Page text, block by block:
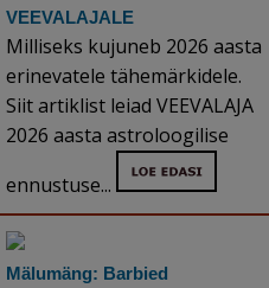
VEEVALAJALE
Milliseks kujuneb 2026 aasta
erinevatele tähemärkidele.
Siit artiklist leiad VEEVALAJA
2026 aasta astroloogilise
ennustuse...
Mälumäng: Barbied